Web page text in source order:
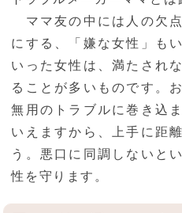
ママ友の中には人の欠
にする、「嫌な女性」も
いった女性は、満たされ
ることが多いものです。
無用のトラブルに巻き込
いえますから、上手に距
う。悪口に同調しないと
性を守ります。